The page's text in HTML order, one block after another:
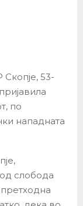
Скопје, 53-
по
нападната
слобода
претходна